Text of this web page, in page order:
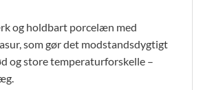
og holdbart porcelæn med
som gør det modstandsdygtigt
og store temperaturforskelle –